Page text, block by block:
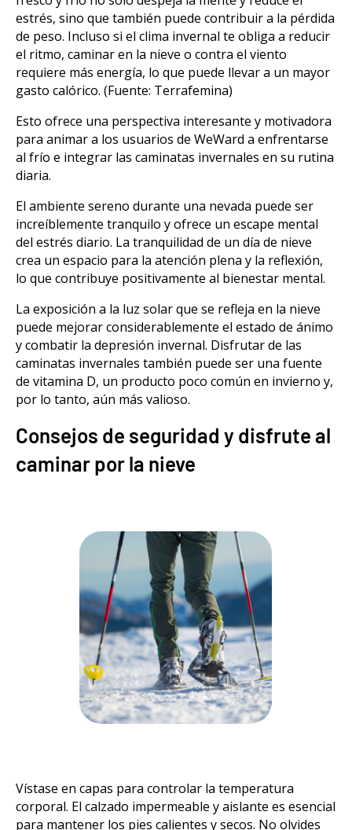
estrés, sino que también puede contribuir a la pérdida
de peso. Incluso si el clima invernal te obliga a reducir
el ritmo, caminar en la nieve o contra el viento
requiere más energía, lo que puede llevar a un mayor
gasto calórico. (Fuente: Terrafemina)
Esto ofrece una perspectiva interesante y motivadora
para animar a los usuarios de WeWard a enfrentarse
al frío e integrar las caminatas invernales en su rutina
diaria.
El ambiente sereno durante una nevada puede ser
increíblemente tranquilo y ofrece un escape mental
del estrés diario. La tranquilidad de un día de nieve
crea un espacio para la atención plena y la reflexión,
lo que contribuye positivamente al bienestar mental.
La exposición a la luz solar que se refleja en la nieve
puede mejorar considerablemente el estado de ánimo
y combatir la depresión invernal. Disfrutar de las
caminatas invernales también puede ser una fuente
de vitamina D, un producto poco común en invierno y,
por lo tanto, aún más valioso.
Consejos de seguridad y disfrute al
caminar por la nieve
Vístase en capas para controlar la temperatura
corporal. El calzado impermeable y aislante es esencial
para mantener los pies calientes y secos. No olvides